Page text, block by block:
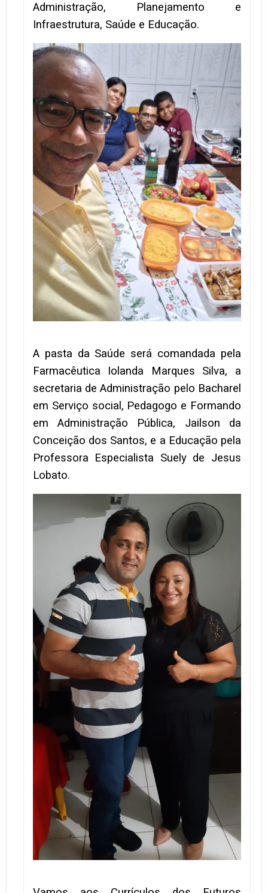
Administração, Planejamento e
Infraestrutura, Saúde e Educação.
A pasta da Saúde será comandada pela
Farmacêutica Iolanda Marques Silva, a
secretaria de Administração pelo Bacharel
em Serviço social, Pedagogo e Formando
em Administração Pública, Jailson da
Conceição dos Santos, e a Educação pela
Professora Especialista Suely de Jesus
Lobato.